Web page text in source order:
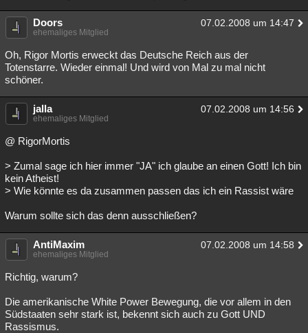
Doors 07.02.2008 um 14:47
ehemaliges Mitglied
Oh, Rigor Mortis erweckt das Deutsche Reich aus der
Totenstarre. Wieder einmal! Und wird von Mal zu mal nicht
schöner.
jalla 07.02.2008 um 14:56
ehemaliges Mitglied
@ RigorMortis
> Zumal sage ich hier immer "JA" ich glaube an einen Gott! Ich bin
kein Atheist!
> Wie könnte es da zusammen passen das ich ein Rassist wäre
Warum sollte sich das denn ausschließen?
AntiMaxim 07.02.2008 um 14:58
ehemaliges Mitglied
Richtig, warum?
Die amerikanische White Power Bewegung, die vor allem in den
Südstaaten sehr stark ist, bekennt sich auch zu Gott UND
Rassismus.